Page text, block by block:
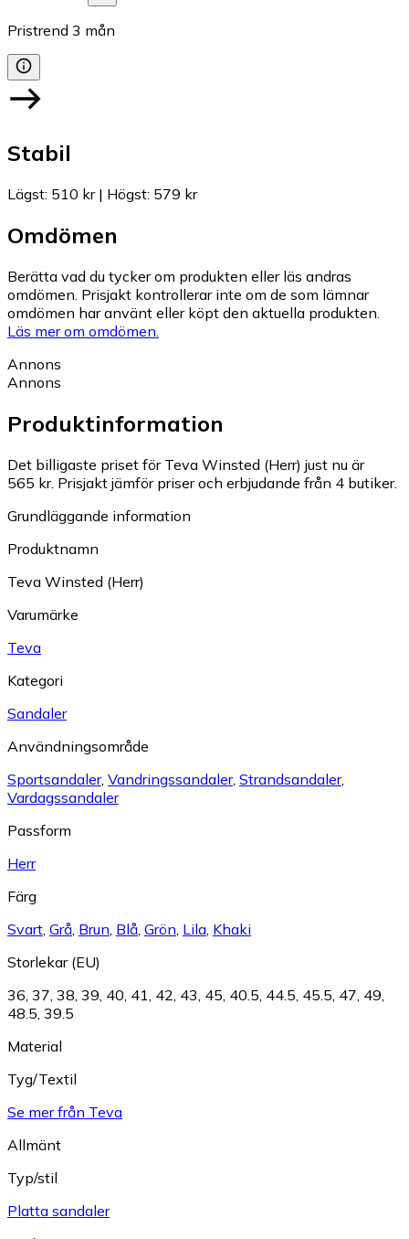
Pristrend 3 mån
Stabil
Lägst: 510 kr| Högst: 579 kr
Omdömen
Berätta vad du tycker om produkten eller läs andras
omdömen. Prisjakt kontrollerar inte om de som lämnar
omdömen har använt eller köpt den aktuella produkten.
Läs mer om omdömen.
Annons
Annons
Produktinformation
Det billigaste priset för Teva Winsted (Herr) just nu är
565 kr. Prisjakt jämför priser och erbjudande från 4 butiker.
Grundläggande information
Produktnamn
Teva Winsted (Herr)
Varumärke
Teva
Kategori
Sandaler
Användningsområde
Sportsandaler, Vandringssandaler, Strandsandaler,
Vardagssandaler
Passform
Herr
Färg
Svart Grå Brun Blå Grön Lila Khaki
Storlekar (EU)
36 37 38 39 40 41 42 43 45 40.5 44.5 45.5 47 49
48.5 39.5
Material
Tyg/Textil
Se mer från Teva
Allmänt
Typ/stil
Platta sandaler